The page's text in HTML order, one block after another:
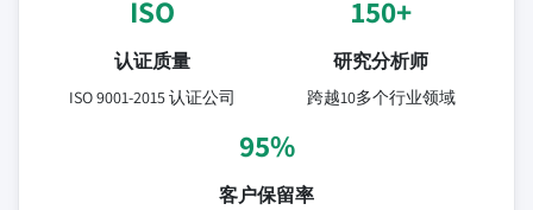
ISO
认证质量
ISO 9001-2015 认证公司
150+
研究分析师
跨越10多个行业领域
95%
客户保留率